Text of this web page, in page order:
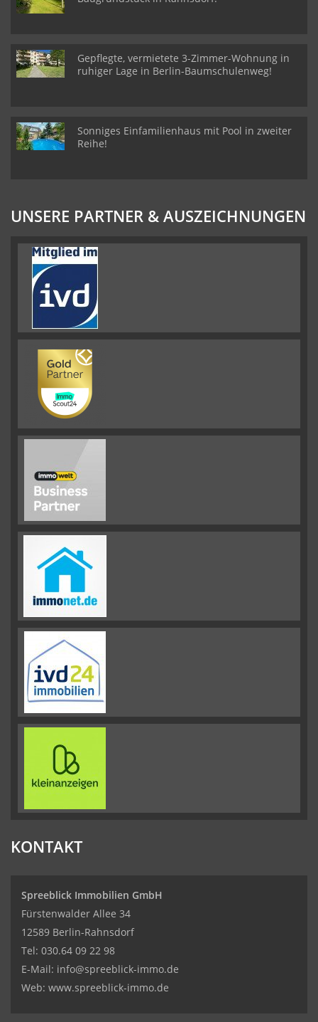
Gepflegte, vermietete 3-Zimmer-Wohnung in
ruhiger Lage in Berlin-Baumschulenweg!
Sonniges Einfamilienhaus mit Pool in zweiter
Reihe!
UNSERE PARTNER & AUSZEICHNUNGEN
KONTAKT
Spreeblick Immobilien GmbH
Fürstenwalder Allee 34
12589 Berlin-Rahnsdorf
Tel: 030.64 09 22 98
E-Mail: info@spreeblick-immo.de
Web: www.spreeblick-immo.de